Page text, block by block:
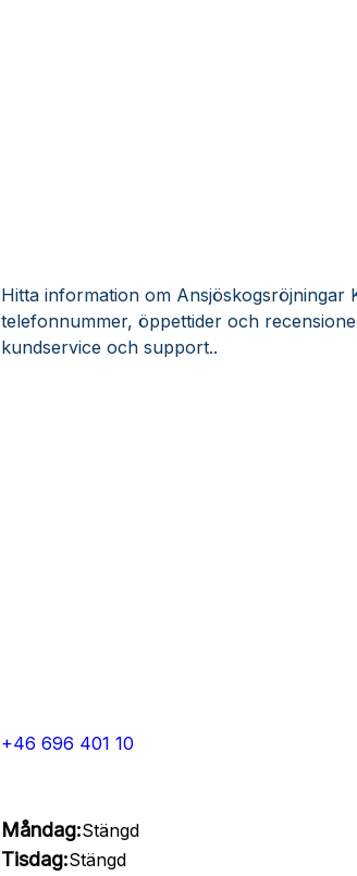
Hitta information om Ansjöskogsröjningar
telefonnummer, öppettider och
kundservice och support..
+46 696 401 10
Måndag:Stängd
Tisdag:Stängd